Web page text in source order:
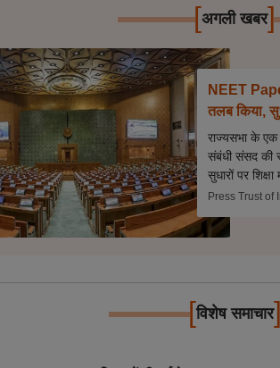
[अगली खबर]
NEET
तलब किया,
राज्यसभा के एक
संबंधी संसद की
सुधारों पर
Press Trust of
[विशेष समाचार